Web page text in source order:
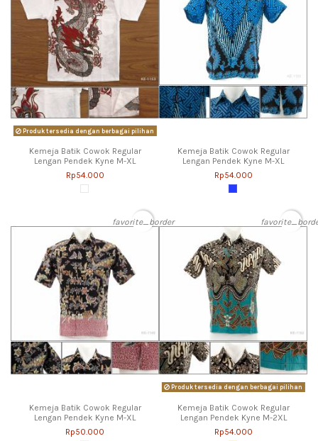
Produk tersedia dengan berbagai pilihan
Kemeja Batik Cowok Regular
Lengan Pendek Kyne M-XL
Rp54.000
Kemeja Batik Cowok Regular
Lengan Pendek Kyne M-XL
Rp54.000
favorite_border
Kemeja Batik Cowok Regular
Lengan Pendek Kyne M-XL
Rp50.000
Produk tersedia dengan berbagai pilihan
Kemeja Batik Cowok Regular
Lengan Pendek Kyne M-2XL
Rp54.000